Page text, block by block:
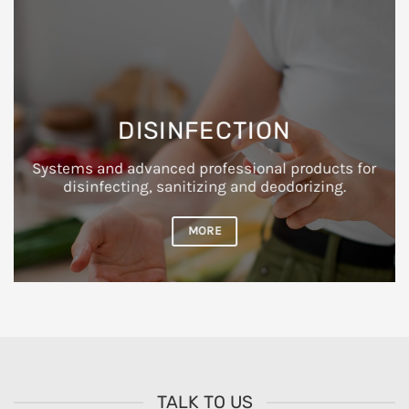
DISINFECTION
Systems and advanced professional products for
disinfecting, sanitizing and deodorizing.
MORE
TALK TO US